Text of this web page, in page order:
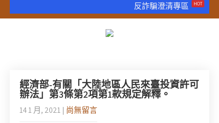
反詐騙澄清專區
HOT
經濟部-有關「大陸地區人民來臺投資許可
辦法」第3條第2項第1款規定解釋。
14 1 月, 2021 | 尚無留言